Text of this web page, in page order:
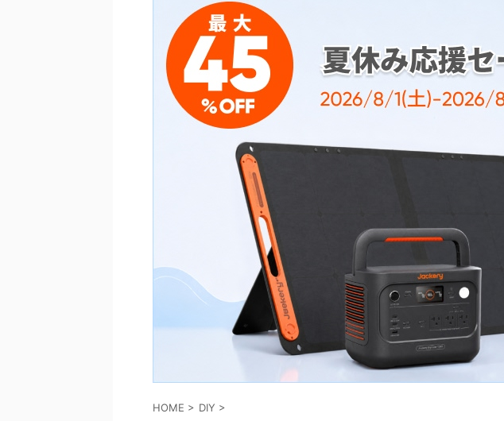
HOME > DIY >